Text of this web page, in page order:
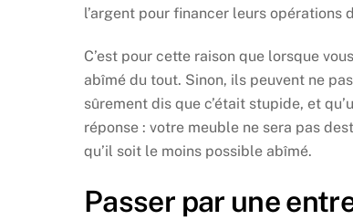
l’argent pour financer leurs opérations
C’est pour cette raison que lorsque
abîmé du tout. Sinon, ils peuvent ne
sûrement dis que c’était stupide, et
réponse : votre meuble ne sera pas
qu’il soit le moins possible abîmé.
Passer par une